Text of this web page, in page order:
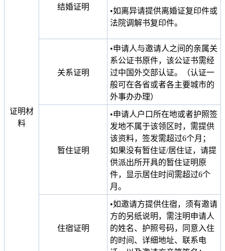
证明材
料
结婚证明
•如离异请提供离婚证复印件或
法院调解书复印件。
关系证明
•申请人与邀请人之间的亲属关
系公证书原件，该公证书需经
过中国外交部认证。（认证一
般可在各省或者各主要城市的
外事办办理）
暂住证明
•申请人户口所在地或者护照签
发地不属于该领区时，需提供
该资料，签发需超过6个月；
如果没有暂住证/居住证，请提
供派出所开具的暂住证明原
件，显示居住时间需超过6个
月。
住宿证明
•如邀请方提供住宿，须有邀请
方的另纸说明，需注明申请人
的姓名、护照号码，同意入住
的时间、详细地址、联系电